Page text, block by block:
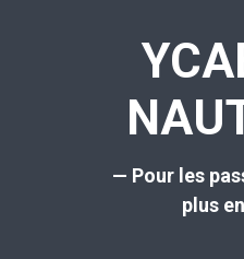
— Pour les
plus